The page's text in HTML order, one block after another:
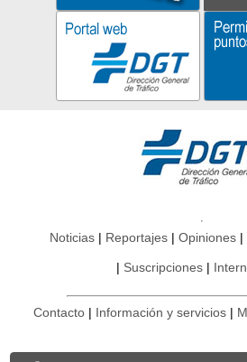
Noticias Reportajes Opiniones
Suscripciones
Contacto Información y servicios